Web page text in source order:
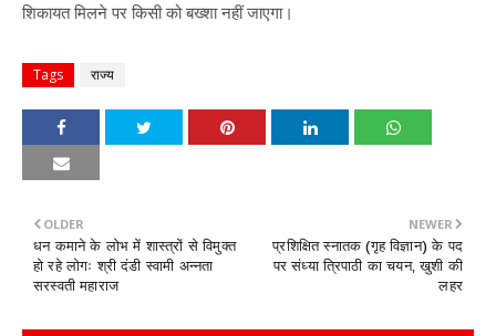
शिकायत मिलने पर किसी को बख्शा नहीं जाएगा।
Tags राज्य
NEWER
प्रशिक्षित स्नातक (गृह विज्ञान) के पद
पर संध्या त्रिपाठी का चयन, खुशी की
लहर
OLDER
धन कमाने के लोभ में शास्त्रों से विमुक्त
हो रहे लोगः श्री दंडी स्वामी अन्नता
सरस्वती महाराज